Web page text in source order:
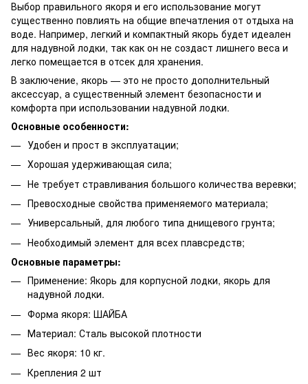
Выбор правильного якоря и его использование могут
существенно повлиять на общие впечатления от отдыха на
воде. Например, легкий и компактный якорь будет идеален
для надувной лодки, так как он не создаст лишнего веса и
легко помещается в отсек для хранения.
В заключение, якорь — это не просто дополнительный
аксессуар, а существенный элемент безопасности и
комфорта при использовании надувной лодки.
Основные особенности:
Удобен и прост в эксплуатации;
Хорошая удерживающая сила;
Не требует стравливания большого количества веревки;
Превосходные свойства применяемого материала;
Универсальный, для любого типа днищевого грунта;
Необходимый элемент для всех плавсредств;
Основные параметры:
Применение: Якорь для корпусной лодки, якорь для
надувной лодки.
Форма якоря: ШАЙБА
Материал: Сталь высокой плотности
Вес якоря: 10 кг.
Крепления 2 шт